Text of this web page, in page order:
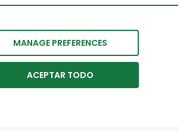
MANAGE PREFERENCES
ACEPTAR TODO